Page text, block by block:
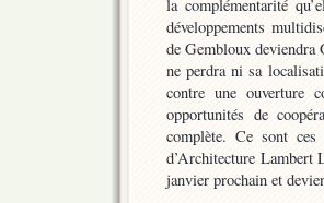
la complémentarité
développements
de Gembloux
ne perdra ni sa
contre une ouverture
opportunités de
complète. Ce sont
d’Architecture Lambert
janvier prochain et